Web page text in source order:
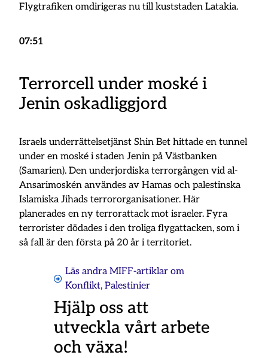
Flygtrafiken omdirigeras nu till kuststaden Latakia.
07:51
Terrorcell under moské i
Jenin oskadliggjord
Israels underrättelsetjänst Shin Bet hittade en tunnel
under en moské i staden Jenin på Västbanken
(Samarien). Den underjordiska terrorgången vid al-
Ansarimoskén användes av Hamas och palestinska
Islamiska Jihads terrororganisationer. Här
planerades en ny terrorattack mot israeler. Fyra
terrorister dödades i den troliga flygattacken, som i
så fall är den första på 20 år i territoriet.
Läs andra MIFF-artiklar om
Konflikt, Palestinier
Hjälp oss att
utveckla vårt arbete
och växa!